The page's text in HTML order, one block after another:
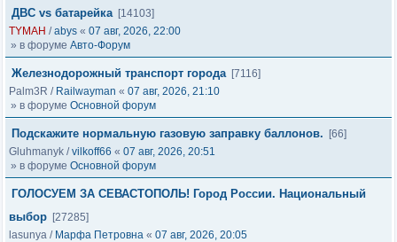
ДВС vs батарейка [14103]
TYMAH /abys « 07 авг, 2026, 22:00
» в форуме Авто-Форум
Железнодорожный транспорт города [7116]
Palm3R / Railwayman « 07 авг, 2026, 21:10
» в форуме Основной форум
Подскажите нормальную газовую заправку баллонов.
[66]
Gluhmanyk /vilkoff66 « 07 авг, 2026, 20:51
» в форуме Основной форум
ГОЛОСУЕМ ЗА СЕВАСТОПОЛЬ! Город России. Национальный
выбор [27285]
lasunya / Марфа Петровна « 07 авг, 2026, 20:05